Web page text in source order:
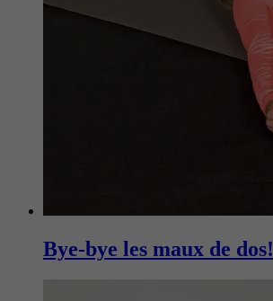
Bye-bye les maux de dos!